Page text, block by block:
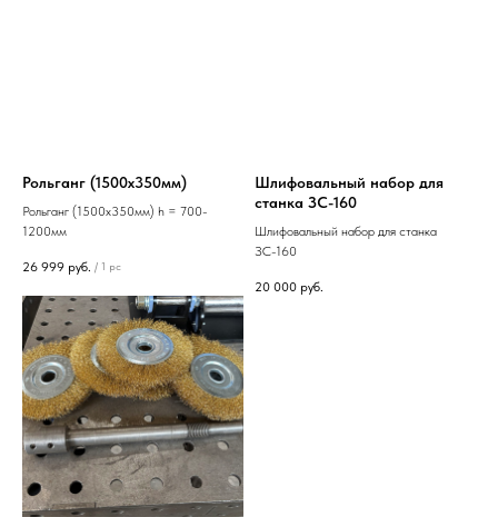
Рольганг (1500х350мм)
Рольганг (1500х350мм) h = 700-
1200мм
26 999 руб. / 1 pc
Шлифовальный набор для
станка ЗС-160
Шлифовальный набор для станка
ЗС-160
20 000 руб.